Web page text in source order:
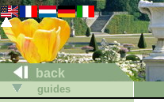
back
guides